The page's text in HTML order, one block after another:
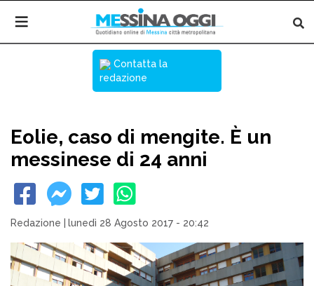
Contatta la
redazione
Eolie, caso di mengite. È un
messinese di 24 anni
Redazione lunedì 28 Agosto 2017 - 20:42